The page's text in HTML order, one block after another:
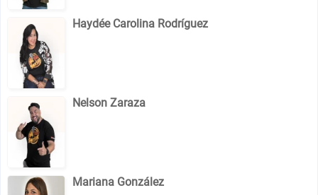
Haydée Carolina Rodríguez
Nelson Zaraza
Mariana González